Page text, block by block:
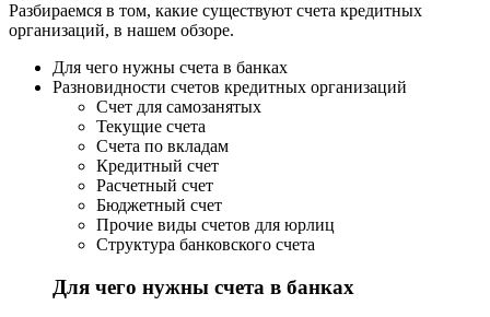
Разбираемся в том, какие существуют счета кредитных
организаций, в нашем обзоре.
Для чего нужны счета в банках
Разновидности счетов кредитных организаций
Счет для самозанятых
Текущие счета
Счета по вкладам
Кредитный счет
Расчетный счет
Бюджетный счет
Прочие виды счетов для юрлиц
Структура банковского счета
Для чего нужны счета в банках